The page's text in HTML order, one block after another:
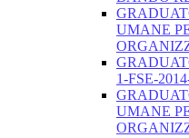
UMANE
1-FSE-
UMANE